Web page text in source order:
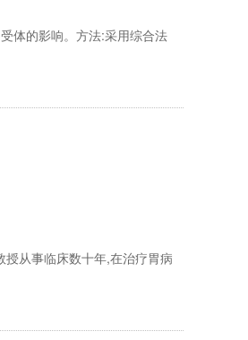
体的影响。方法:采用综合法
从事临床数十年,在治疗胃病